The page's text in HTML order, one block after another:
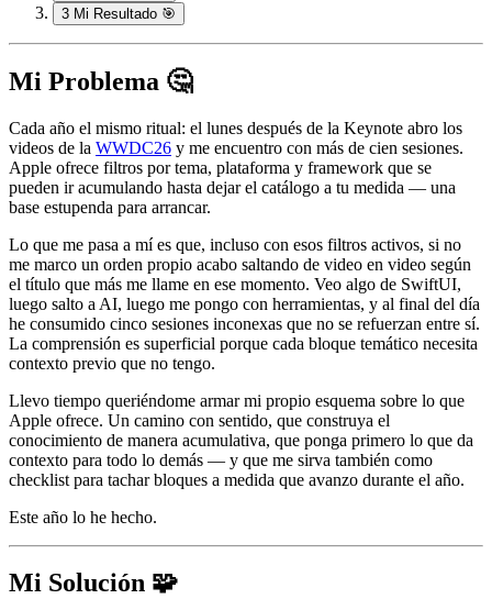
3 Mi Resultado 🎯
Mi Problema 🤔
Cada año el mismo ritual: el lunes después de la Keynote abro los
videos de la WWDC26 y me encuentro con más de cien sesiones.
Apple ofrece filtros por tema, plataforma y framework que se
pueden ir acumulando hasta dejar el catálogo a tu medida — una
base estupenda para arrancar.
Lo que me pasa a mí es que, incluso con esos filtros activos, si no
me marco un orden propio acabo saltando de video en video según
el título que más me llame en ese momento. Veo algo de SwiftUI,
luego salto a AI, luego me pongo con herramientas, y al final del día
he consumido cinco sesiones inconexas que no se refuerzan entre sí.
La comprensión es superficial porque cada bloque temático necesita
contexto previo que no tengo.
Llevo tiempo queriéndome armar mi propio esquema sobre lo que
Apple ofrece. Un camino con sentido, que construya el
conocimiento de manera acumulativa, que ponga primero lo que da
contexto para todo lo demás — y que me sirva también como
checklist para tachar bloques a medida que avanzo durante el año.
Este año lo he hecho.
Mi Solución 🧩